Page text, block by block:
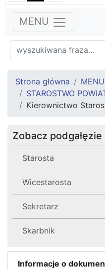
MENU
Strona główna
STAROSTWO
Kierownictwo
Zobacz podgałęzie
Starosta
Wicestarosta
Sekretarz
Skarbnik
Informacje o